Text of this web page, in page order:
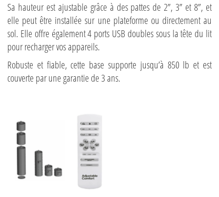
Sa hauteur est ajustable grâce à des pattes de 2”, 3” et 8”, et
elle peut être installée sur une plateforme ou directement au
sol. Elle offre également 4 ports USB doubles sous la tête du lit
pour recharger vos appareils.
Robuste et fiable, cette base supporte jusqu’à 850 lb et est
couverte par une garantie de 3 ans.